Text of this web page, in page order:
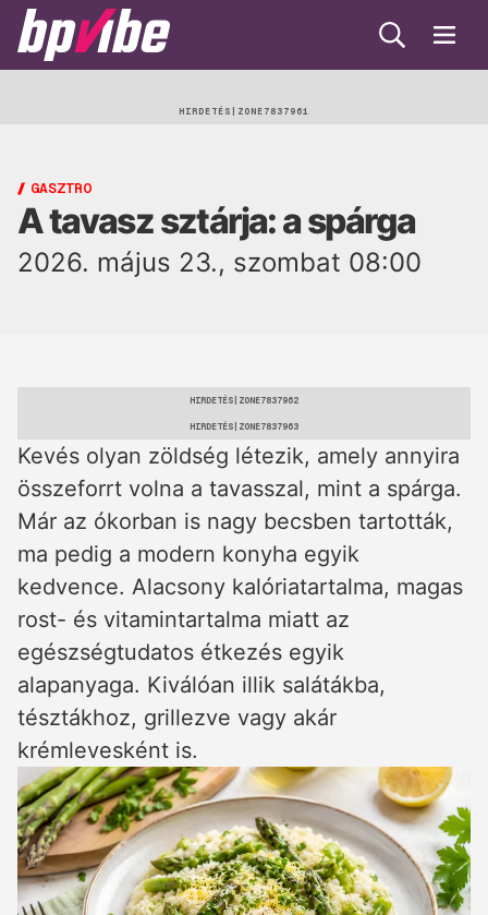
BP
Lélek
Gasztro
KeresésMenü
HIRDETÉS
GASZTRO
A tavasz sztárja: a spárga
2026. május 23., szombat 08:00
HIRDETÉS
HIRDETÉS
Kevés olyan zöldség létezik, amely annyira
összeforrt volna a tavasszal, mint a spárga.
Már az ókorban is nagy becsben tartották,
ma pedig a modern konyha egyik
kedvence. Alacsony kalóriatartalma, magas
rost- és vitamintartalma miatt az
egészségtudatos étkezés egyik
alapanyaga. Kiválóan illik salátákba,
tésztákhoz, grillezve vagy akár
krémlevesként is.